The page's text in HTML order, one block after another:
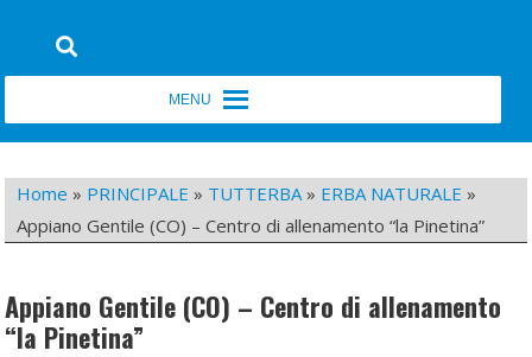
Sport&Impianti
Home » PRINCIPALE » TUTTERBA» ERBA NATURALE »
Appiano Gentile (CO) – Centro di allenamento “la Pinetina”
Appiano Gentile (CO) – Centro di allenamento
“la Pinetina”